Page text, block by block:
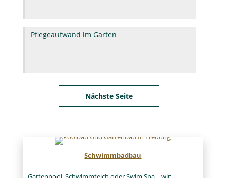
Garten
genutzt?
Pflegeaufwand